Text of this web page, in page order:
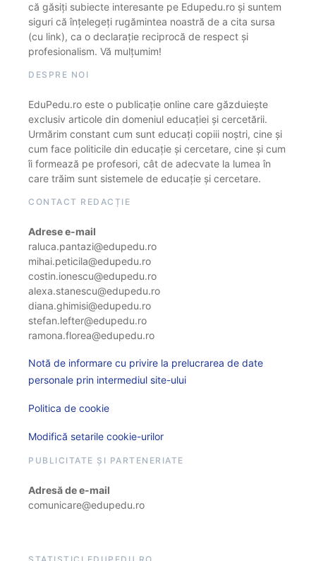
că găsiți subiecte interesante pe Edupedu.ro și suntem
siguri că înțelegeți rugămintea noastră de a cita sursa
(cu link), ca o declarație reciprocă de respect și
profesionalism. Vă mulțumim!
DESPRE NOI
EduPedu.ro este o publicație online care găzduiește
exclusiv articole din domeniul educației și cercetării.
Urmărim constant cum sunt educați copiii noștri, cine și
cum face politicile din educație și cercetare, cine și cum
îi formează pe profesori, cât de adecvate la lumea în
care trăim sunt sistemele de educație și cercetare.
CONTACT REDACȚIE
Adrese e-mail
raluca.pantazi@edupedu.ro
mihai.peticila@edupedu.ro
costin.ionescu@edupedu.ro
alexa.stanescu@edupedu.ro
diana.ghimisi@edupedu.ro
stefan.lefter@edupedu.ro
ramona.florea@edupedu.ro
Notă de informare cu privire la prelucrarea de date
personale prin intermediul site-ului
Politica de cookie
Modifică setarile cookie-urilor
PUBLICITATE ȘI PARTENERIATE
Adresă de e-mail
comunicare@edupedu.ro